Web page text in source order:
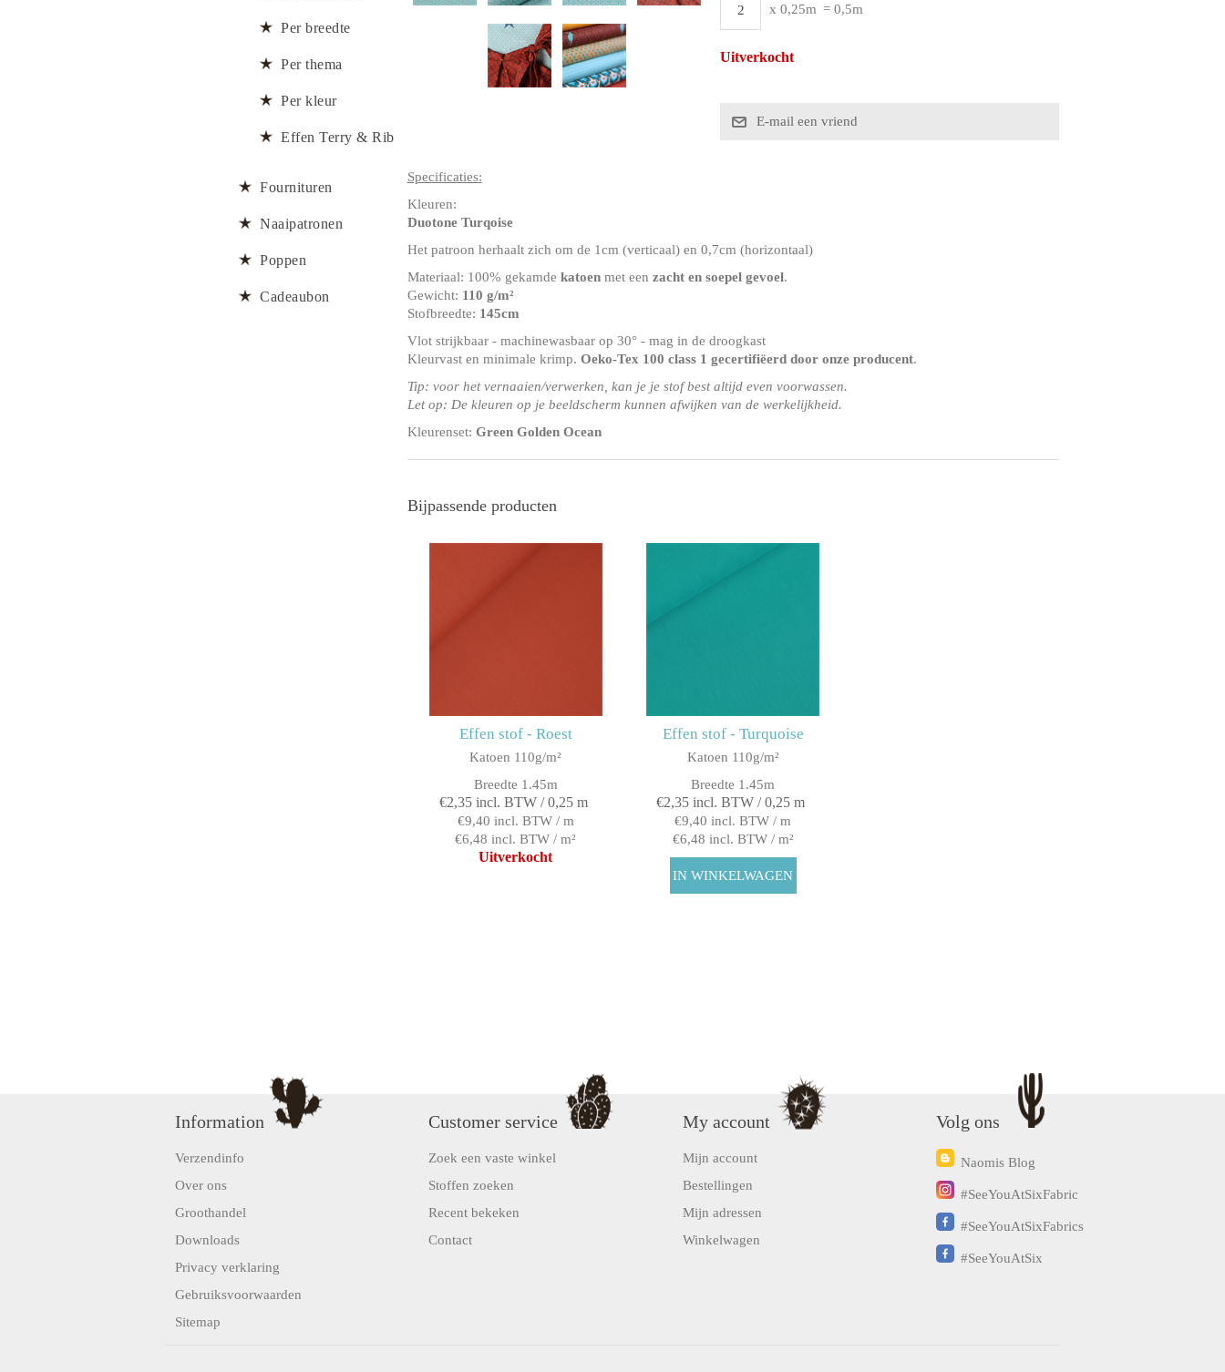
x 0,25m = 0,5m
Uitverkocht
Specificaties:
Kleuren:
Duotone Turqoise
Het patroon herhaalt zich om de 1cm (verticaal) en 0,7cm (horizontaal)
Materiaal: 100% gekamde katoenmet een zacht en soepel gevoel.
Gewicht: 110 g/m²
Stofbreedte: 145cm
Vlot strijkbaar - machinewasbaar op 30° - mag in de droogkast
Kleurvast en minimale krimp. Oeko-Tex 100 class 1 gecertifiëerd door onze producent.
Tip: voor het vernaaien/verwerken, kan je je stof best altijd even voorwassen.
Let op: De kleuren op je beeldscherm kunnen afwijken van de werkelijkheid.
Kleurenset: Green Golden Ocean
Bijpassende producten
Effen stof - Roest
Katoen 110g/m²
Breedte 1.45m
€2,35 incl. BTW / 0,25 m
€9,40 incl. BTW / m
€6,48 incl. BTW / m²
Uitverkocht
Effen stof - Turquoise
Katoen 110g/m²
Breedte 1.45m
€2,35 incl. BTW / 0,25 m
€9,40 incl. BTW / m
€6,48 incl. BTW / m²
Per breedte
Per thema
Per kleur
Effen Terry & Rib
Fournituren
Naaipatronen
Poppen
Cadeaubon
Information
Verzendinfo
Over ons
Groothandel
Downloads
Privacy verklaring
Gebruiksvoorwaarden
Sitemap
Customer service
Zoek een vaste winkel
Stoffen zoeken
Recent bekeken
Contact
My account
Mijn account
Bestellingen
Mijn adressen
Winkelwagen
Volg ons
Naomis Blog
#SeeYouAtSixFabric
#SeeYouAtSixFabrics
#SeeYouAtSix